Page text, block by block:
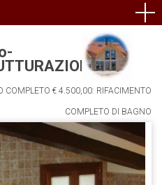
COMPLETO € 4.500,00: RIFACIMENTO
COMPLETO DI BAGNO